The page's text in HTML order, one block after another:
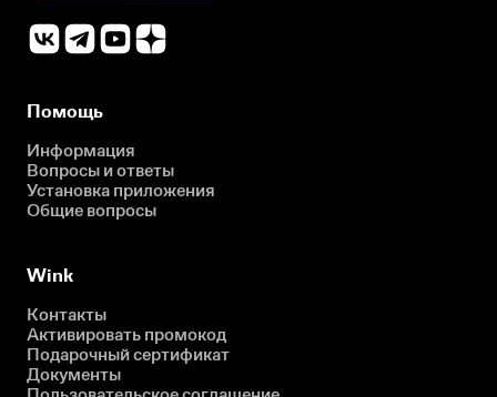
Помощь
Информация
Вопросы и ответы
Установка приложения
Общие вопросы
Wink
Контакты
Активировать промокод
Подарочный сертификат
Документы